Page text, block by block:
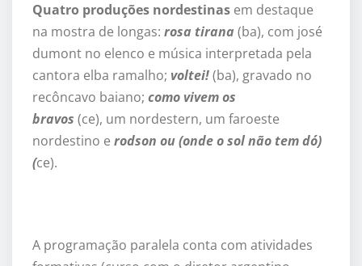
Quatro produções nordestinas em destaque
na mostra de longas: rosa tirana (ba), com josé
dumont no elenco e música interpretada pela
cantora elba ramalho; voltei!(ba), gravado no
recôncavo baiano; como vivem os
bravos (ce), um nordestern, um faroeste
nordestino e rodson ou (onde o sol não tem dó)
(ce).
A programação paralela conta com atividades